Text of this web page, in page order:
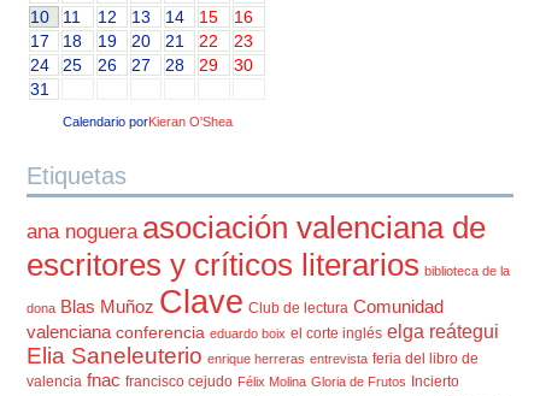
10
11 12 13 14 15
16
17
18 19 20 21 22
23
24
25 26 27 28 29
30
31
Calendario porKieran O'Shea
Etiquetas
ana noguera asociación valenciana de
escritores y críticos literarios biblioteca de la
dona Blas Muñoz Clave Club de lectura Comunidad
valenciana conferencia eduardo boix el corte inglés elga reátegui
Elia Saneleuterio enrique herreras entrevista feria del libro de
valencia fnac francisco cejudo Félix Molina Gloria de Frutos
Incierto